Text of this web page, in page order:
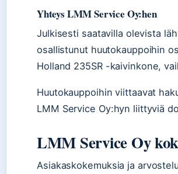
Yhteys LMM Service Oy:hen
Julkisesti saatavilla olevista
osallistunut huutokauppoihin
Holland 235SR -kaivinkone,
Huutokauppoihin viittaavat
LMM Service Oy:hyn liittyviä
LMM Service Oy
Asiakaskokemuksia ja